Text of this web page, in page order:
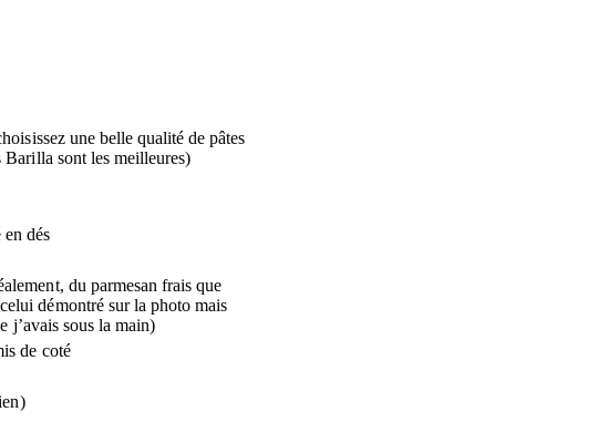
une belle qualité de pâtes
Barilla sont les meilleures)
dés
du parmesan frais que
démontré sur la photo mais
j’avais sous la main)
de coté